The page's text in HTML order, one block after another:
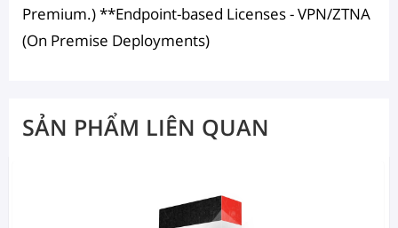
Premium.) **Endpoint-based Licenses - VPN/ZTNA
(On Premise Deployments)
SẢN PHẨM LIÊN QUAN